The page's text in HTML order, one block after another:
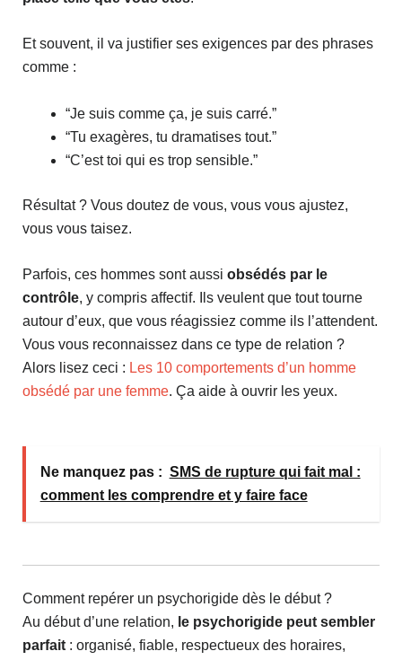
Et souvent, il va justifier ses exigences par des phrases
comme :
“Je suis comme ça, je suis carré.”
“Tu exagères, tu dramatises tout.”
“C’est toi qui es trop sensible.”
Résultat ? Vous doutez de vous, vous vous ajustez,
vous vous taisez.
Parfois, ces hommes sont aussi obsédés par le
contrôle, y compris affectif. Ils veulent que tout tourne
autour d’eux, que vous réagissiez comme ils l’attendent.
Vous vous reconnaissez dans ce type de relation ?
Alors lisez ceci : Les 10 comportements d’un homme
obsédé par une femme. Ça aide à ouvrir les yeux.
Ne manquez pas : SMS de rupture qui fait mal :
comment les comprendre et y faire face
Comment repérer un psychorigide dès le début ?
Au début d’une relation, le psychorigide peut sembler
parfait: organisé, fiable, respectueux des horaires,